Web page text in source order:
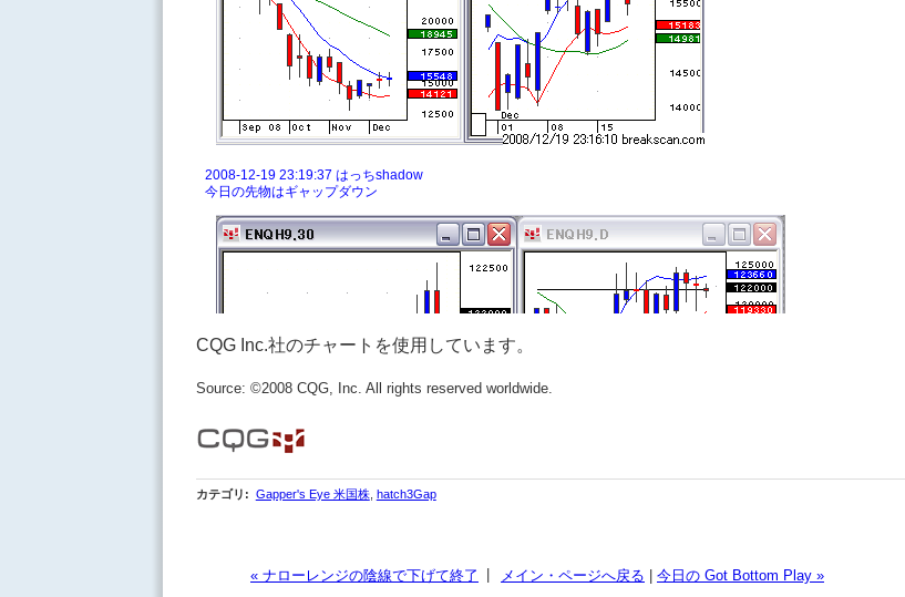
CQG Inc.社のチャートを使用しています。
Source: ©2008 CQG, Inc. All rights reserved worldwide.
カテゴリ : Gapper's Eye 米国株, hatch3Gap
« ナローレンジの陰線で下げて終了 メイン・ページへ戻る 今日の Got Bottom Play »